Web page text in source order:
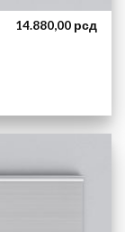
14.880,00 рсд